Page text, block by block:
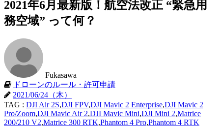
2021年6月最新版！航空法改正 “緊急用
務空域” って何？
Fukasawa
ドローンのルール・許可申請
2021/06/24（木）
TAG : DJI Air 2S,DJI FPV,DJI Mavic 2 Enterprise,DJI Mavic 2
Pro/Zoom,DJI Mavic Air 2,DJI Mavic Mini,DJI Mini 2,Matrice
200/210 V2,Matrice 300 RTK,Phantom 4 Pro,Phantom 4 RTK